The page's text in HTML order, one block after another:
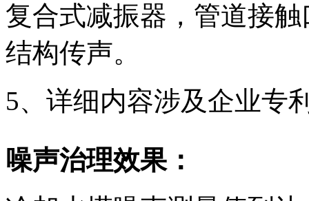
复合式减振器，管道接
结构传声。
5、详细内容涉及企业专
噪声治理效果：